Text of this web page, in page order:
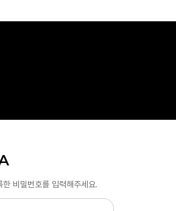
비밀번호를 입력해주세요.